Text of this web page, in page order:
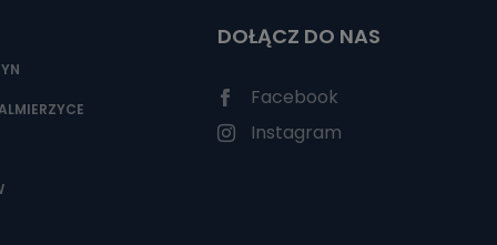
DOŁĄCZ DO NAS
Facebook
Instagram